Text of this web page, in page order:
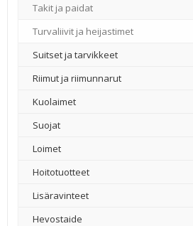
Takit ja paidat
Turvaliivit ja heijastimet
Suitset ja tarvikkeet
Riimut ja riimunnarut
Kuolaimet
Suojat
Loimet
Hoitotuotteet
Lisäravinteet
Hevostaide